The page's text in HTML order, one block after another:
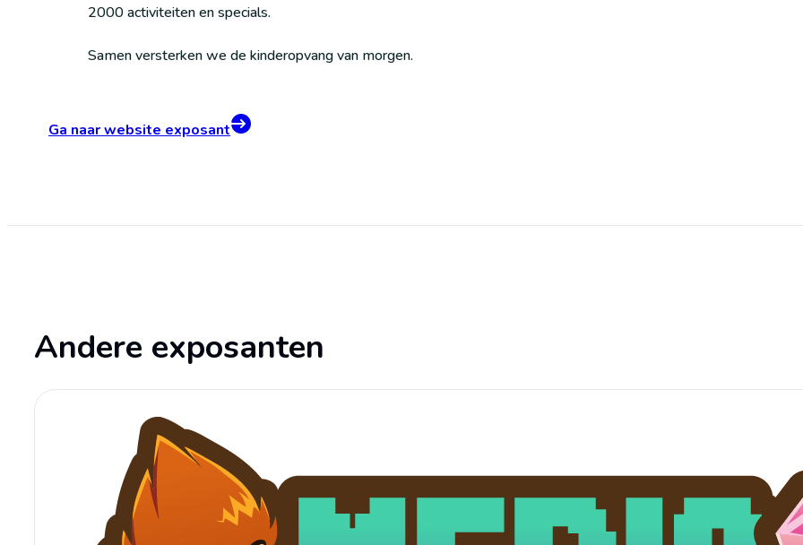
2000 activiteiten en specials.
Samen versterken we de kinderopvang van morgen.
Ga naar website exposant
Andere exposanten